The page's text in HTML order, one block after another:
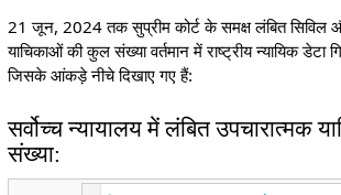
21 जून, 2024 तक सुप्रीम कोर्ट के समक्ष लंबित सिविल
याचिकाओं की कुल संख्या वर्तमान में राष्ट्रीय न्यायिक डेटा
जिसके आंकड़े नीचे दिखाए गए हैं:
सर्वोच्च न्यायालय में लंबित उपचारात्मक
संख्या: